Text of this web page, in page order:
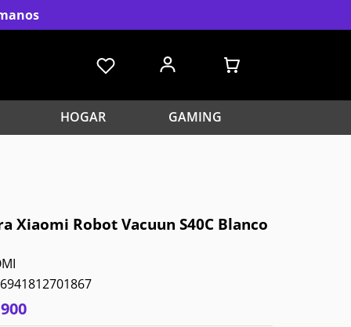
HOGAR GAMING
Xiaomi Robot Vacuun S40C Blanco
6941812701867
900